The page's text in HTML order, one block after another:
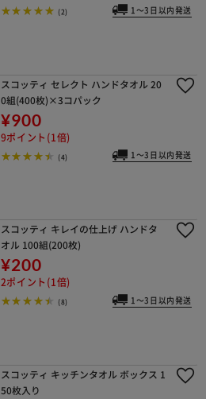
(2) 1～3日以内発送
スコッティ セレクト ハンドタオル 20
0組(400枚)×3コパック
¥900
9ポイント(1倍)
(4) 1～3日以内発送
スコッティ キレイの仕上げ ハンドタ
オル 100組(200枚)
¥200
2ポイント(1倍)
(8) 1～3日以内発送
スコッティ キッチンタオル ボックス 1
50枚入り